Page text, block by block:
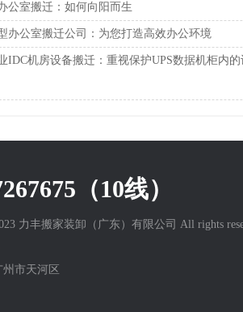
公室搬迁：如何向阳而生
办公室搬迁公司：为您打造高效办公环境
IDC机房设备搬迁：重视保护UPS数据机柜内的
（10线）
力丰搬家装卸（广东）有限公司 All rights
市天河区